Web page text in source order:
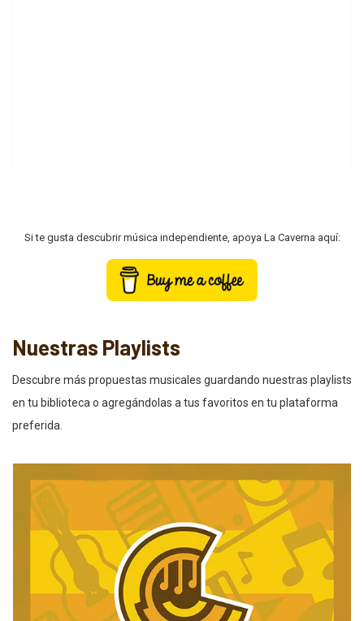
Si te gusta descubrir música independiente, apoya La Caverna aquí:
Nuestras Playlists
Descubre más propuestas musicales guardando nuestras playlists
en tu biblioteca o agregándolas a tus favoritos en tu plataforma
preferida.